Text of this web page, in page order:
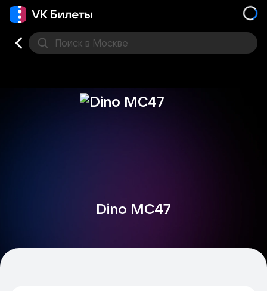
Поиск в Москве
Dino MC47